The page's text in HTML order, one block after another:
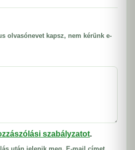
olvasónevet kapsz, nem kérünk e-
szabályzatot.